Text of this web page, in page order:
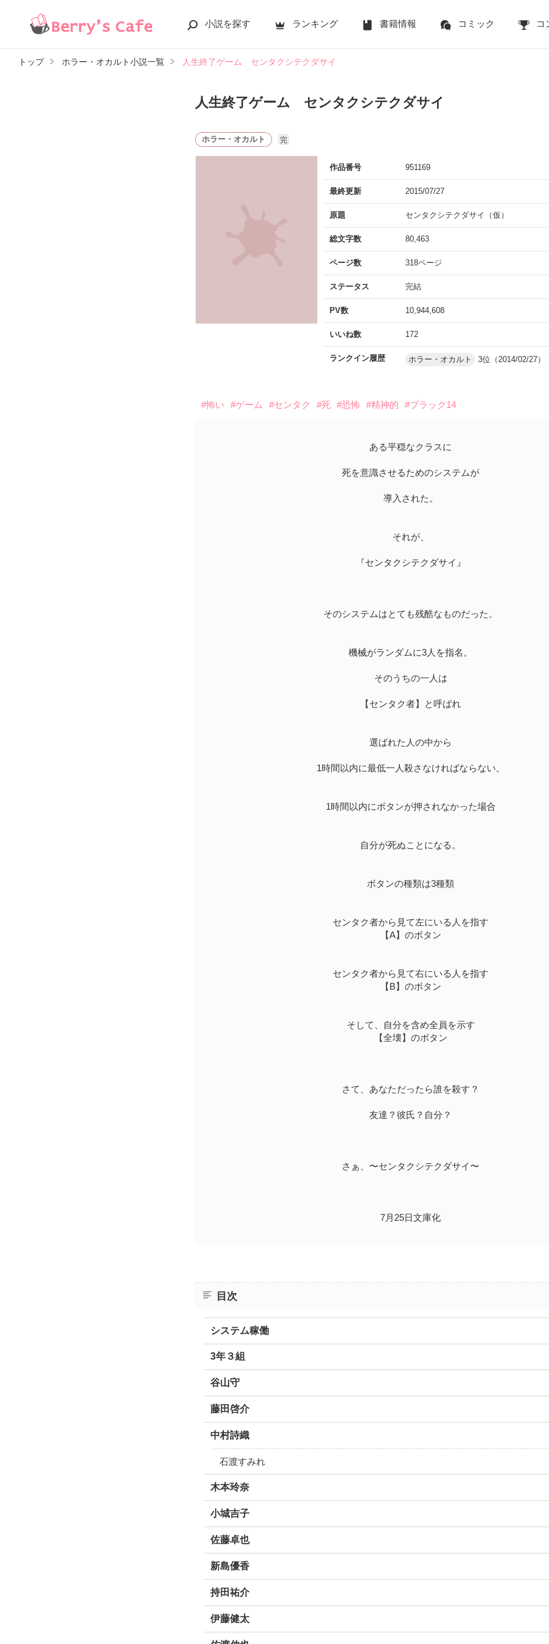
小説を探す ランキング 書籍情報 コミック コ
トップ ホラー・オカルト小説一覧 人生終了ゲーム センタクシテクダサイ
人生終了ゲーム センタクシテクダサイ
ホラー・オカルト 完
作品番号 951169
最終更新 2015/07/27
原題 センタクシテクダサイ（仮）
総文字数 80,463
ページ数 318ページ
ステータス 完結
PV数 10,944,608
いいね数 172
ランクイン履歴 ホラー・オカルト 3位（2014/02/27）
#怖い #ゲーム #センタク #死 #恐怖 #精神的 #ブラック14
ある平穏なクラスに
死を意識させるためのシステムが
導入された。
それが、
『センタクシテクダサイ』
そのシステムはとても残酷なものだった。
機械がランダムに3人を指名。
そのうちの一人は
【センタク者】と呼ばれ
選ばれた人の中から
1時間以内に最低一人殺さなければならない。
1時間以内にボタンが押されなかった場合
自分が死ぬことになる。
ボタンの種類は3種類
センタク者から見て左にいる人を指す
【A】のボタン
センタク者から見て右にいる人を指す
【B】のボタン
そして、自分を含め全員を示す
【全壊】のボタン
さて、あなただったら誰を殺す？
友達？彼氏？自分？
さぁ、〜センタクシテクダサイ〜
7月25日文庫化
目次
システム稼働
3年３組
谷山守
藤田啓介
中村詩織
石渡すみれ
木本玲奈
小城吉子
佐藤卓也
新島優香
持田祐介
伊藤健太